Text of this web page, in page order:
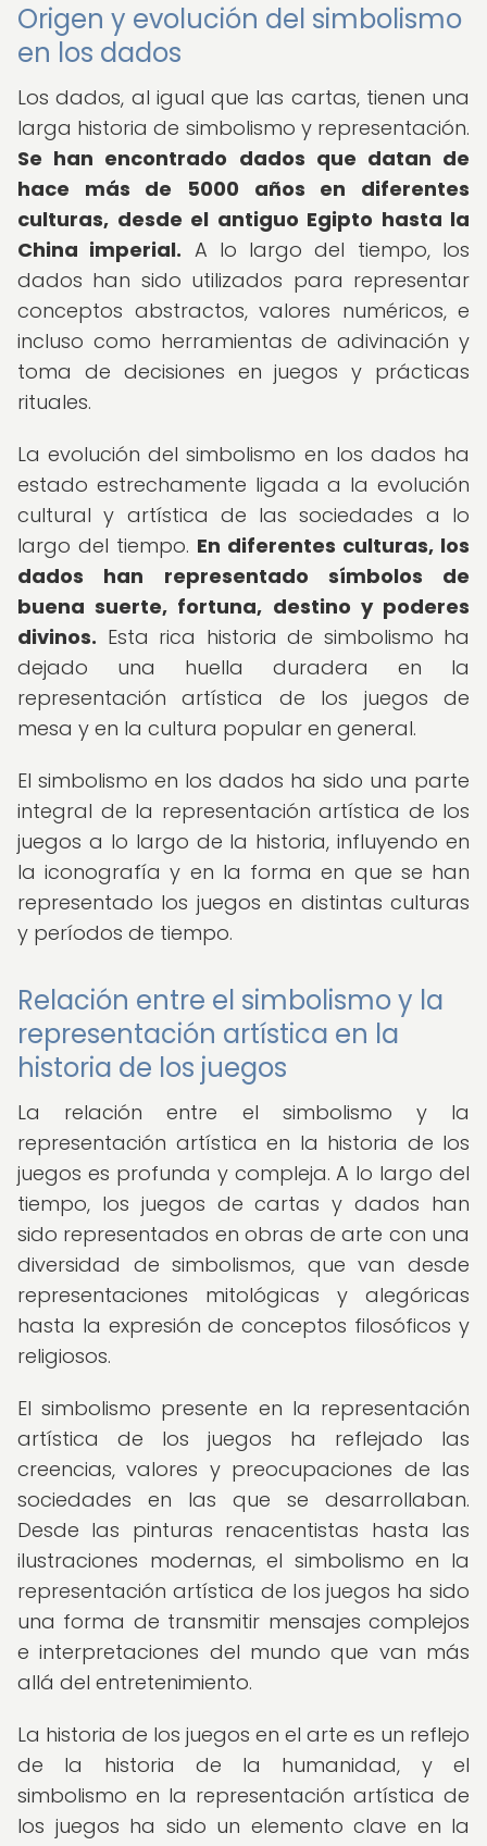
Origen y evolución del simbolismo
en los dados
Los dados, al igual que las cartas, tienen una
larga historia de simbolismo y representación.
Se han encontrado dados que datan de
hace más de 5000 años en diferentes
culturas, desde el antiguo Egipto hasta la
China imperial. A lo largo del tiempo, los
dados han sido utilizados para representar
conceptos abstractos, valores numéricos, e
incluso como herramientas de adivinación y
toma de decisiones en juegos y prácticas
rituales.
La evolución del simbolismo en los dados ha
estado estrechamente ligada a la evolución
cultural y artística de las sociedades a lo
largo del tiempo. En diferentes culturas, los
dados han representado símbolos de
buena suerte, fortuna, destino y poderes
divinos. Esta rica historia de simbolismo ha
dejado una huella duradera en la
representación artística de los juegos de
mesa y en la cultura popular en general.
El simbolismo en los dados ha sido una parte
integral de la representación artística de los
juegos a lo largo de la historia, influyendo en
la iconografía y en la forma en que se han
representado los juegos en distintas culturas
y períodos de tiempo.
Relación entre el simbolismo y la
representación artística en la
historia de los juegos
La relación entre el simbolismo y la
representación artística en la historia de los
juegos es profunda y compleja. A lo largo del
tiempo, los juegos de cartas y dados han
sido representados en obras de arte con una
diversidad de simbolismos, que van desde
representaciones mitológicas y alegóricas
hasta la expresión de conceptos filosóficos y
religiosos.
El simbolismo presente en la representación
artística de los juegos ha reflejado las
creencias, valores y preocupaciones de las
sociedades en las que se desarrollaban.
Desde las pinturas renacentistas hasta las
ilustraciones modernas, el simbolismo en la
representación artística de los juegos ha sido
una forma de transmitir mensajes complejos
e interpretaciones del mundo que van más
allá del entretenimiento.
La historia de los juegos en el arte es un reflejo
de la historia de la humanidad, y el
simbolismo en la representación artística de
los juegos ha sido un elemento clave en la